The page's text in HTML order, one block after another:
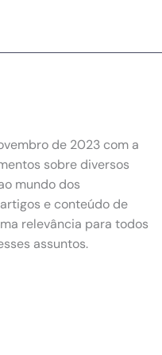
de 2023 com a
sobre diversos
mundo dos
e conteúdo de
relevância para todos
assuntos.